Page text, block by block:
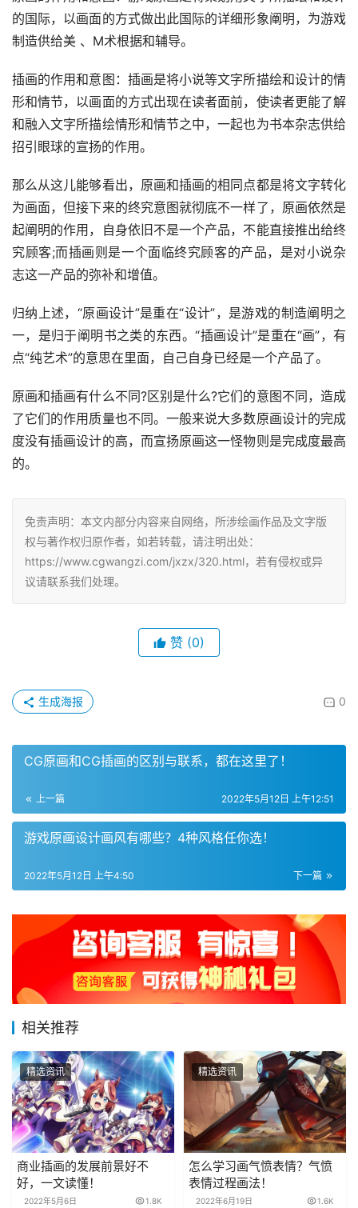
的国际，以画面的方式做出此国际的详细形象阐明，为游戏
制造供给美 、M术根据和辅导。
插画的作用和意图：插画是将小说等文字所描绘和设计的情
形和情节，以画面的方式出现在读者面前，使读者更能了解
和融入文字所描绘情形和情节之中，一起也为书本杂志供给
招引眼球的宣扬的作用。
那么从这儿能够看出，原画和插画的相同点都是将文字转化
为画面，但接下来的终究意图就彻底不一样了，原画依然是
起阐明的作用，自身依旧不是一个产品，不能直接推出给终
究顾客;而插画则是一个面临终究顾客的产品，是对小说杂
志这一产品的弥补和增值。
归纳上述，“原画设计”是重在“设计”，是游戏的制造阐明之
一，是归于阐明书之类的东西。“插画设计”是重在“画”，有
点“纯艺术”的意思在里面，自己自身已经是一个产品了。
原画和插画有什么不同?区别是什么?它们的意图不同，造成
了它们的作用质量也不同。一般来说大多数原画设计的完成
度没有插画设计的高，而宣扬原画这一怪物则是完成度最高
的。
免责声明：本文内部分内容来自网络，所涉绘画作品及文字版
权与著作权归原作者，如若转载，请注明出处：
https://www.cgwangzi.com/jxzx/320.html，若有侵权或异
议请联系我们处理。
赞 (0)
0
生成海报
CG原画和CG插画的区别与联系，都在这里了！
上一篇 2022年5月12日 上午12:51
游戏原画设计画风有哪些？4种风格任你选！
下一篇
2022年5月12日 上午4:50
相关推荐
精选资讯
商业插画的发展前景好不
好，一文读懂！
2022年5月6日 1.8K
精选资讯
怎么学习画气愤表情？气愤
表情过程画法！
2022年6月19日 1.6K